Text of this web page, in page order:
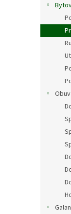
Obuv